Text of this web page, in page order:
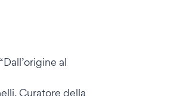
al
Curatore della